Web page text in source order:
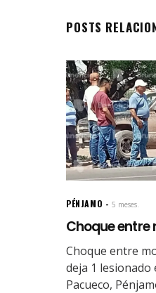
POSTS
PÉNJAMO 5 meses.
Choque entre
Choque entre
deja 1 lesionado
Pacueco,